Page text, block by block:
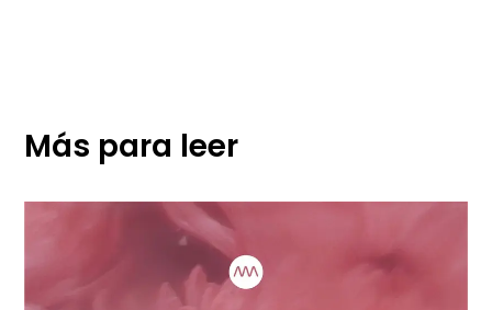
Más para leer